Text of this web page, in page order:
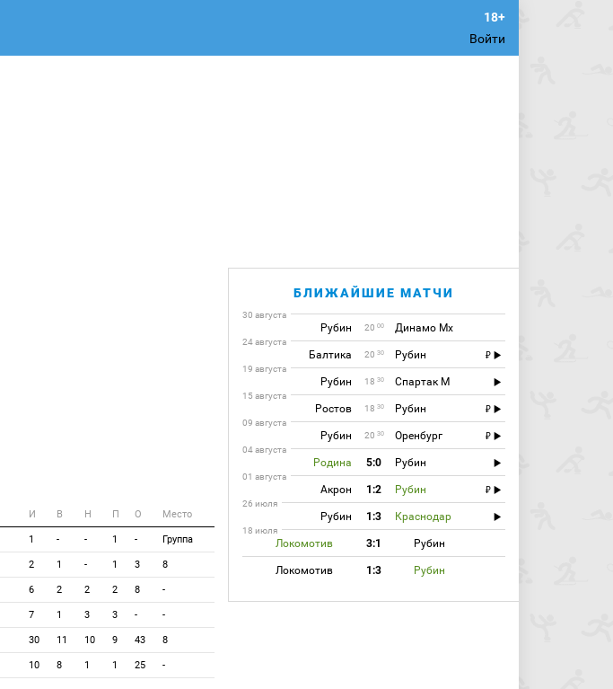
Войти
И В Н П О Место
1 - - 1 - Группа
2 1 - 1 3 8
6 2 2 2 8 -
7 1 3 3 - -
30 11 10 9 43 8
10 8 1 1 25 -
БЛИЖАЙШИЕ МАТЧИ
30 августа
Рубин 20 00 Динамо Мх
24 августа
Балтика 20 30 Рубин
19 августа
Рубин 18 30 Спартак М
15 августа
Ростов 18 30 Рубин
09 августа
Рубин 20 30 Оренбург
04 августа
Родина 5:0 Рубин
01 августа
Акрон 1:2 Рубин
26 июля
Рубин 1:3 Краснодар
18 июля
Локомотив 3:1 Рубин
Локомотив 1:3 Рубин